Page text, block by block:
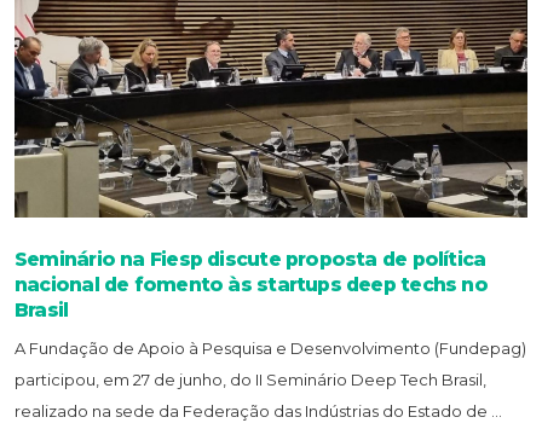
Seminário na Fiesp discute proposta de política
nacional de fomento às startups deep techs no
Brasil
A Fundação de Apoio à Pesquisa e Desenvolvimento (Fundepag)
participou, em 27 de junho, do II Seminário Deep Tech Brasil,
realizado na sede da Federação das Indústrias do Estado de ...